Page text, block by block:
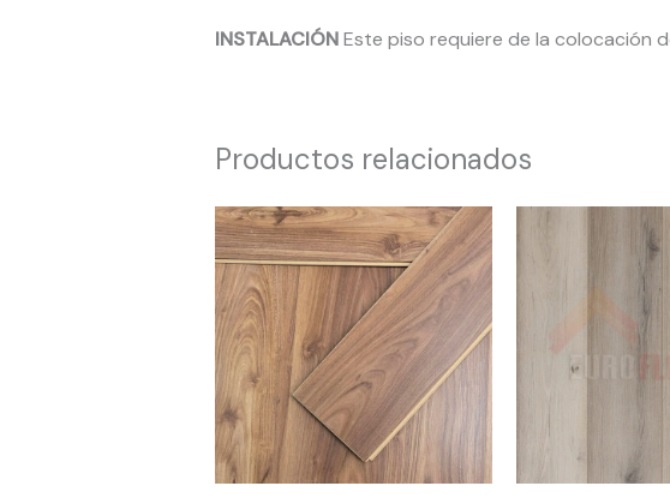
INSTALACIÓNEste piso requiere de la colocación
Productos relacionados